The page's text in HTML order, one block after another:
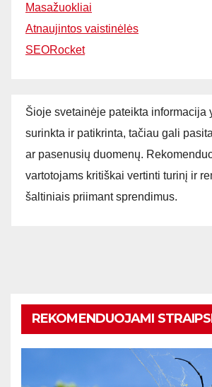
Masažuokliai
Atnaujintos vaistinėlės
SEORocket
Šioje svetainėje pateikta informacija
surinkta ir patikrinta, tačiau gali
ar pasenusių duomenų.
vartotojams kritiškai vertinti turinį ir
šaltiniais priimant sprendimus.
REKOMENDUOJAMI